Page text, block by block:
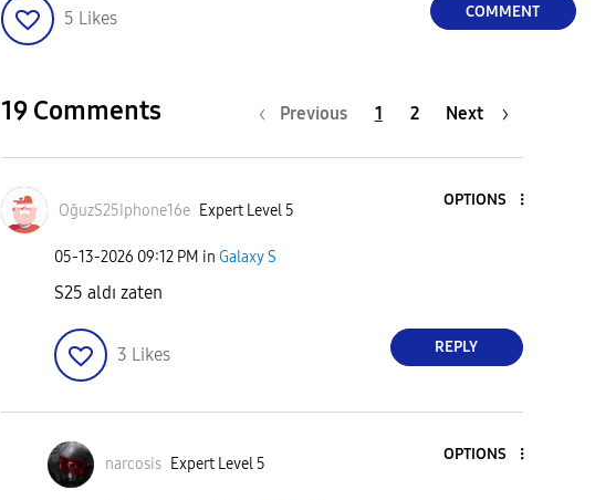
5 Likes COMMENT
19 Comments Previous 1 2 Next
OğuzS25Iphone16e Expert Level 5
OPTIONS
‎05-13-2026 09:12 PM in Galaxy S
S25 aldı zaten
3 Likes REPLY
narcosis Expert Level 5
OPTIONS